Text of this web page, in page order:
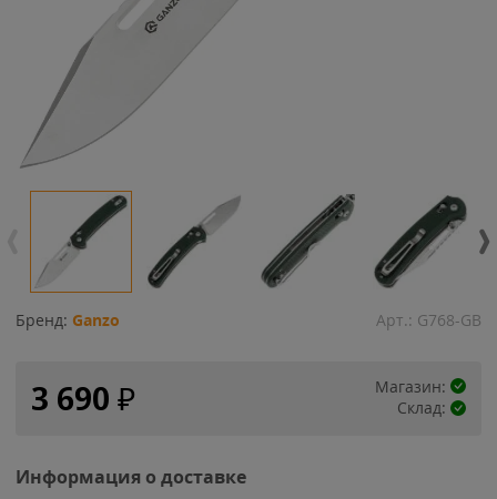
Бренд: Ganzo Арт.: G768-GB
3 690 ₽
Магазин:
Склад:
Информация о доставке